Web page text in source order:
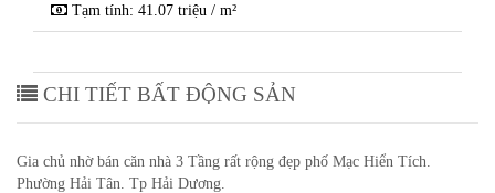
Tạm tính: 41.07 triệu / m²
CHI TIẾT BẤT ĐỘNG SẢN
Gia chủ nhờ bán căn nhà 3 Tầng rất rộng đẹp phố Mạc Hiển Tích.
Phường Hải Tân. Tp Hải Dương.